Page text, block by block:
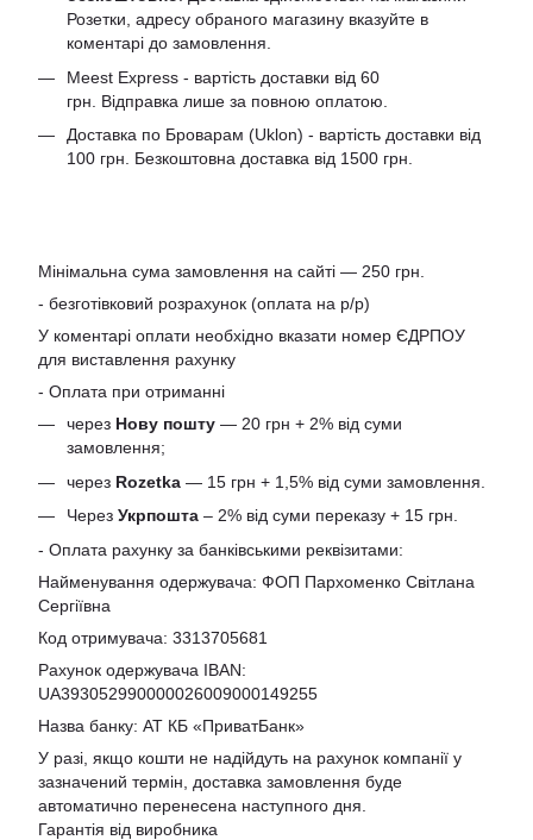
Розетки, адресу обраного магазину вказуйте в
коментарі до замовлення.
Meest Express - вартість доставки від 60
грн. Відправка лише за повною оплатою.
Доставка по Броварам (Uklon) - вартість доставки від
100 грн. Безкоштовна доставка від 1500 грн.
Мінімальна сума замовлення на сайті — 250 грн.
- безготівковий розрахунок (оплата на р/р)
У коментарі оплати необхідно вказати номер ЄДРПОУ
для виставлення рахунку
- Оплата при отриманні
через Нову пошту — 20 грн + 2% від суми
замовлення;
через Rozetka — 15 грн + 1,5% від суми замовлення.
Через Укрпошта – 2% від суми переказу + 15 грн.
- Оплата рахунку за банківськими реквізитами:
Найменування одержувача: ФОП Пархоменко Світлана
Сергіївна
Код отримувача: 3313705681
Рахунок одержувача IBAN:
UA393052990000026009000149255
Назва банку: АТ КБ «ПриватБанк»
У разі, якщо кошти не надійдуть на рахунок компанії у
зазначений термін, доставка замовлення буде
автоматично перенесена наступного дня.
Гарантія від виробника